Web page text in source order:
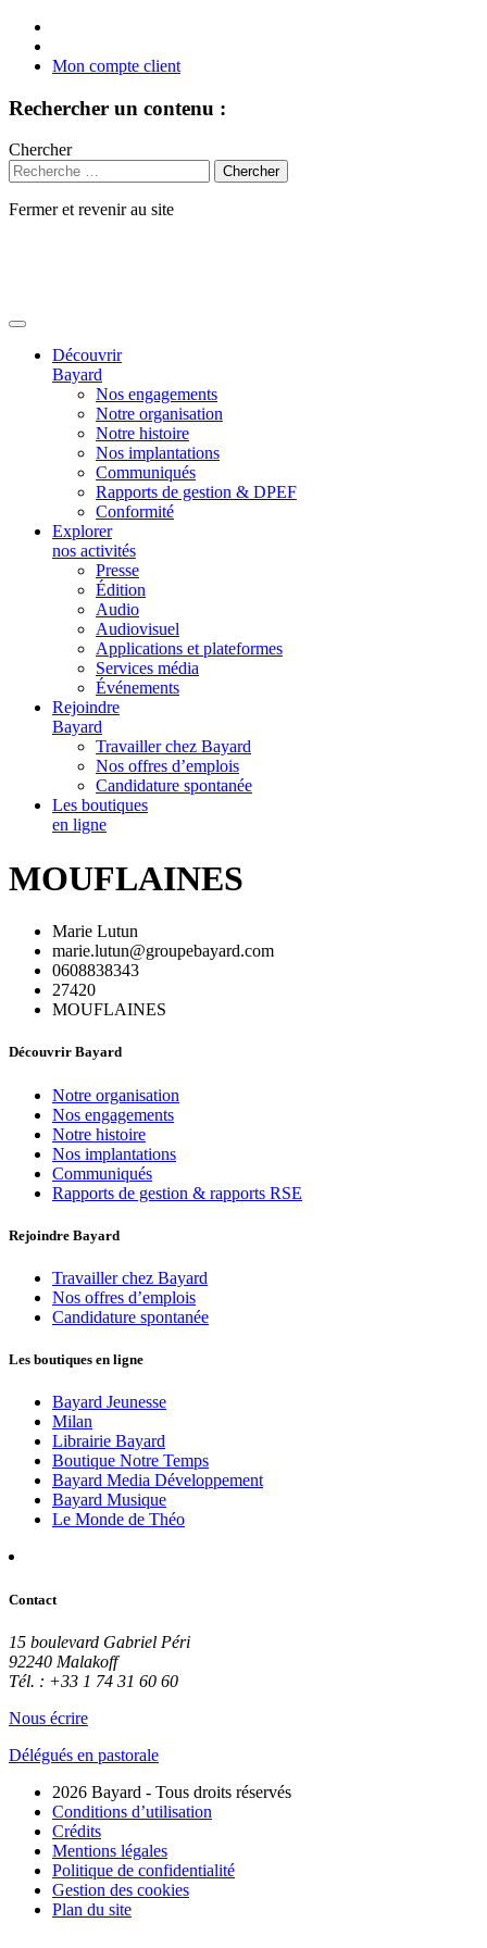
Mon compte client
Rechercher un contenu :
Chercher
Fermer et revenir au site
Découvrir
Bayard
Nos engagements
Notre organisation
Notre histoire
Nos implantations
Communiqués
Rapports de gestion & DPEF
Conformité
Explorer
nos activités
Presse
Édition
Audio
Audiovisuel
Applications et plateformes
Services média
Événements
Rejoindre
Bayard
Travailler chez Bayard
Nos offres d’emplois
Candidature spontanée
Les boutiques
en ligne
MOUFLAINES
Marie Lutun
marie.lutun@groupebayard.com
0608838343
27420
MOUFLAINES
Découvrir Bayard
Notre organisation
Nos engagements
Notre histoire
Nos implantations
Communiqués
Rapports de gestion & rapports RSE
Rejoindre Bayard
Travailler chez Bayard
Nos offres d’emplois
Candidature spontanée
Les boutiques en ligne
Bayard Jeunesse
Milan
Librairie Bayard
Boutique Notre Temps
Bayard Media Développement
Bayard Musique
Le Monde de Théo
Contact
15 boulevard Gabriel Péri
92240 Malakoff
Tél. : +33 1 74 31 60 60
Nous écrire
Délégués en pastorale
2026 Bayard - Tous droits réservés
Conditions d’utilisation
Crédits
Mentions légales
Politique de confidentialité
Gestion des cookies
Plan du site